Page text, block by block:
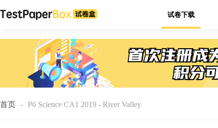
试卷下载
首页 - P6 Science CA1 2019 - River Valley